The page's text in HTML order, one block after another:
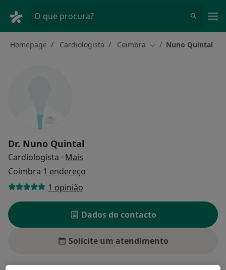
O que procura?
Homepage Cardiologista Coimbra Mudar de cidade
Nuno Quintal
Dr. Nuno Quintal
Cardiologista · Mais
Coimbra 1 endereço
1 opinião
Dados do contacto
Solicite um atendimento